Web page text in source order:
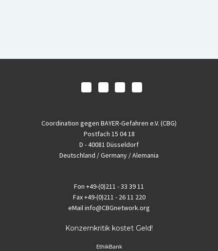
Coordination gegen BAYER-Gefahren e.V. (CBG)
Postfach 15 04 18
D - 40081 Düsseldorf
Deutschland / Germany / Alemania
Fon +49-(0)211 - 33 39 11
Fax+49-(0)211 - 26 11 220
eMailinfo@CBGnetwork.org
Konzernkritik kostet Geld!
EthikBank